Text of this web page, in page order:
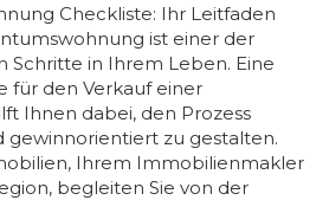
Checkliste: Ihr Leitfaden
ist einer der
Schritte in Ihrem Leben. Eine
für den Verkauf einer
Ihnen dabei, den Prozess
gewinnorientiert zu gestalten.
Ihrem Immobilienmakler
begleiten Sie von der